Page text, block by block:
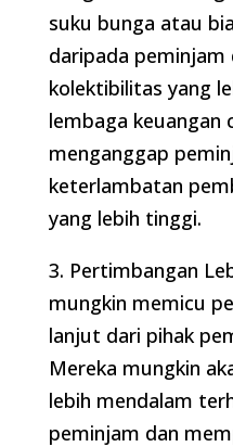
suku bunga atau
daripada
kolektibilitas yang
lembaga keuangan
menganggap
keterlambatan
yang lebih tinggi.
3. Pertimbangan
mungkin memicu
lanjut dari pihak
Mereka mungkin
lebih mendalam
peminjam dan